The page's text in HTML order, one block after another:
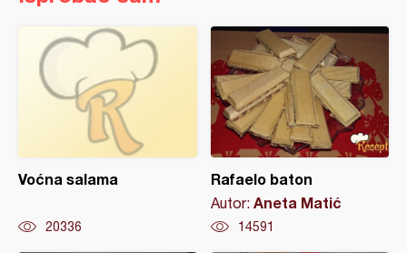
Voćna salama
20336
Rafaelo baton
Autor: Aneta Matić
14591